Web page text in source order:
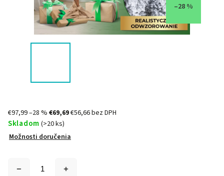
–28 %
€97,99–28 % €69,69€56,66 bez DPH
Skladom (>20 ks)
Možnosti doručenia